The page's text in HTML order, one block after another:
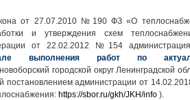
от 27.07.2010 №190 ФЗ «О
и утверждения схем
от 22.02.2012 №154 администрация
выполнения работ по
городской округ Ленинградской
постановлением администрации от
https://sbor.ru/gkh/JKH/info ).